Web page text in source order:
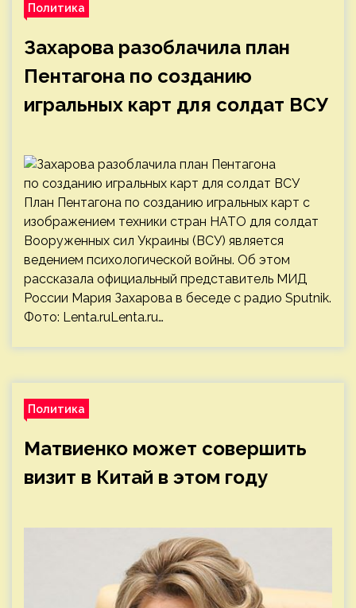
Политика
Захарова разоблачила план
Пентагона по созданию
игральных карт для солдат ВСУ
План Пентагона по созданию игральных карт с
изображением техники стран НАТО для солдат
Вооруженных сил Украины (ВСУ) является
ведением психологической войны. Об этом
рассказала официальный представитель МИД
России Мария Захарова в беседе с радио Sputnik.
Фото: Lenta.ruLenta.ru…
Политика
Матвиенко может совершить
визит в Китай в этом году